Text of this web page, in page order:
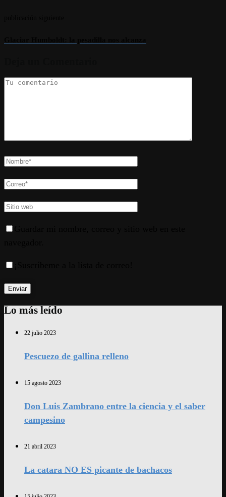
Lo más leído
22 julio 2023
Pescuezo de gallina relleno
15 agosto 2023
Don Luis Zambrano entre la ciencia y el saber
campesino
21 abril 2023
La catara NO ES picante de bachacos